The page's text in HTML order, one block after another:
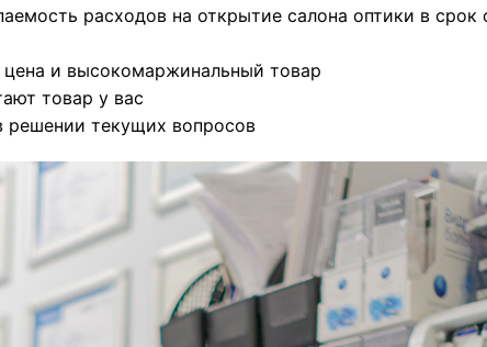
расходов на открытие салона оптики в срок
и высокомаржинальный товар
товар у вас
текущих вопросов